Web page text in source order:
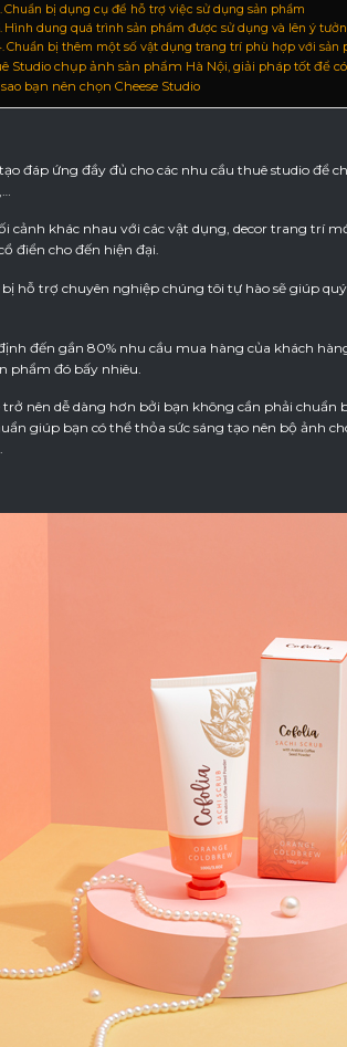
Chuẩn bị dụng cụ để hỗ trợ việc sử dụng sản phẩm
Hình dung quá trình sản phẩm được sử dụng và lên ý
Chuẩn bị thêm một số vật dụng trang trí phù hợp với sản
Studio chụp ảnh sản phẩm Hà Nội, giải pháp tốt để
bạn nên chọn Cheese Studio
tạo đáp ứng đầy đủ cho các nhu cầu thuê studio
cảnh khác nhau với các vật dụng, decor trang trí
điển cho đến hiện đại.
hỗ trợ chuyên nghiệp chúng tôi tự hào sẽ giúp
đến gần 80% nhu cầu mua hàng của khách
phẩm đó bấy nhiêu.
nên dễ dàng hơn bởi bạn không cần phải
giúp bạn có thể thỏa sức sáng tạo nên bộ ảnh